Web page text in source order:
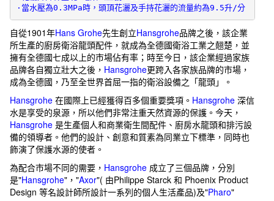
27154
數
量
·當水壓為0.3MPa時，頭頂花灑及手持花灑的流量約為9.5升/分
自從1901年Hans Grohe先生創立Hansgrohe品牌之後，該企業
所生產的廚房衛浴龍頭配件，就成為全德國衛浴工業之翹楚，並
擁有全德國七成以上的市場佔有率；時至今日，該企業經過家族
品牌各自獨立壯大之後， Hansgrohe更跨入各家族品牌的市場，
成為全德國，乃至全世界首屈一指的衛浴設備之「龍頭」。
Hansgrohe 在國際上已經獲得百多個重要獎項。 Hansgrohe 深信
水是享受的泉源，所以他們非常注重天然資源的保護。今天，
Hansgrohe 是生產個人和商業衛生間配件、廚房水龍頭和排污設
備的領導者。他們的設計、創意和質素為同業立下標準，同時也
飾演了保護水源的使者。
為配合市場不同的需要， Hansgrohe 成立了三個品牌，分別
是"Hansgrohe"，"Axor"( 由Philippe Starck 和 Phoenix Product
Design 等名設計師所設計一系列的個人生活產品)及"Pharo"